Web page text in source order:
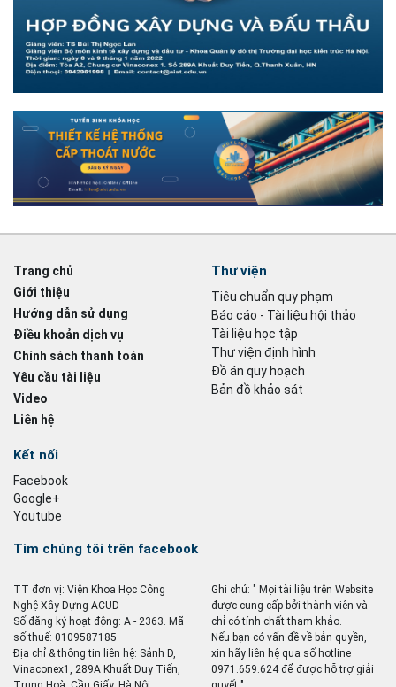
Trang chủ
Giới thiệu
Hướng dẫn sử dụng
Điều khoản dịch vụ
Chính sách thanh toán
Yêu cầu tài liệu
Video
Liên hệ
Thư viện
Tiêu chuẩn quy phạm
Báo cáo - Tài liệu hội thảo
Tài liệu học tập
Thư viện định hình
Đồ án quy hoạch
Bản đồ khảo sát
Kết nối
Facebook
Google+
Youtube
Tìm chúng tôi trên facebook
TT đơn vị: Viện Khoa Học Công
Nghệ Xây Dựng ACUD
Số đăng ký hoạt động: A - 2363. Mã
số thuế: 0109587185
Địa chỉ & thông tin liên hệ: Sảnh D,
Vinaconex1, 289A Khuất Duy Tiến,
Ghi chú: " Mọi tài liệu trên Website
được cung cấp bởi thành viên và
chỉ có tính chất tham khảo.
Nếu bạn có vấn đề về bản quyền,
xin hãy liên hệ qua số hotline
0971.659.624 để được hỗ trợ giải